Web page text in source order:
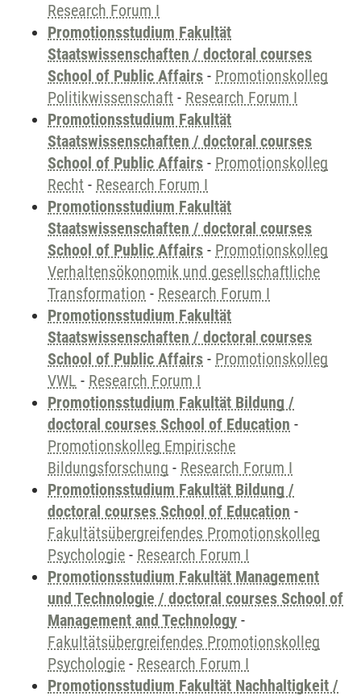
Research Forum I
Promotionsstudium Fakultät
Staatswissenschaften / doctoral courses
School of Public Affairs - Promotionskolleg
Politikwissenschaft - Research Forum I
Promotionsstudium Fakultät
Staatswissenschaften / doctoral courses
School of Public Affairs - Promotionskolleg
Recht - Research Forum I
Promotionsstudium Fakultät
Staatswissenschaften / doctoral courses
School of Public Affairs - Promotionskolleg
Verhaltensökonomik und gesellschaftliche
Transformation - Research Forum I
Promotionsstudium Fakultät
Staatswissenschaften / doctoral courses
School of Public Affairs - Promotionskolleg
VWL - Research Forum I
Promotionsstudium Fakultät Bildung /
doctoral courses School of Education -
Promotionskolleg Empirische
Bildungsforschung - Research Forum I
Promotionsstudium Fakultät Bildung /
doctoral courses School of Education -
Fakultätsübergreifendes Promotionskolleg
Psychologie - Research Forum I
Promotionsstudium Fakultät Management
und Technologie / doctoral courses School of
Management and Technology -
Fakultätsübergreifendes Promotionskolleg
Psychologie - Research Forum I
Promotionsstudium Fakultät Nachhaltigkeit /